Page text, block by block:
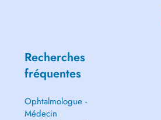
Recherches
fréquentes
Ophtalmologue -
Médecin